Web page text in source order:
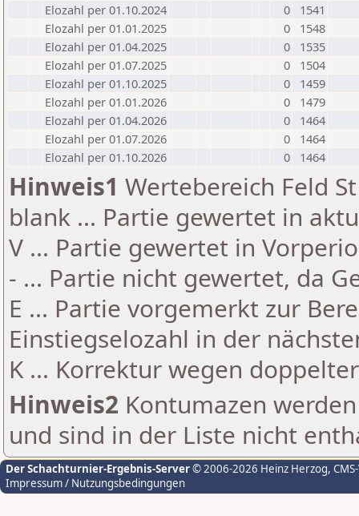
Elozahl per 01.10.2024
0
1541
Elozahl per 01.01.2025
0
1548
Elozahl per 01.04.2025
0
1535
Elozahl per 01.07.2025
0
1504
Elozahl per 01.10.2025
0
1459
Elozahl per 01.01.2026
0
1479
Elozahl per 01.04.2026
0
1464
Elozahl per 01.07.2026
0
1464
Elozahl per 01.10.2026
0 1464
Hinweis1 Wertebereich Feld
blank ... Partie gewertet in
V ... Partie gewertet in
- ... Partie nicht gewertet, da
E ... Partie vorgemerkt zur
Einstiegselozahl in der
K ... Korrektur wegen
Hinweis2 Kontumazen
und sind in der Liste nicht
Der Schachturnier-Ergebnis-Server© 2006-2026 Heinz Herzog,
Impressum / Nutzungsbedingungen